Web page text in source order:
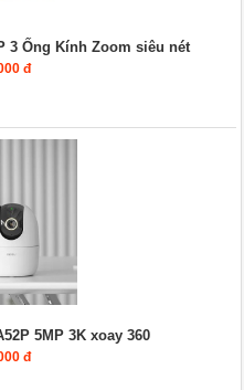
3 Ống Kính Zoom siêu nét
đ
5MP 3K xoay 360
đ